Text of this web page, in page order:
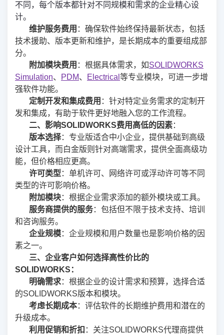
不同，每个版本都针对不同规模和需求的企业精心设
计。
维护服务费用 ：确保软件始终保持最新状态，包括
技术援助、版本更新和维护，是长期成本的重要组成部
分。
附加模块费用 ：根据具体需求，如SOLIDWORKS
Simulation、 PDM、 Electrical 等专业模块，可进一步增
强软件功能。
定制开发和集成费用 ：针对特定业务需求的定制开
发和集成，有助于软件更好地融入您的工作流程。
二、影响SOLIDWORKS费用高低的因素：
版本选择：专业版适合中小企业，提供基础到高级
设计工具，而白金版则针对高端需求，提供全面高级功
能，但价格相应更高。
许可类型 ：单机许可、网络许可或浮动许可等不同
类型的许可影响价格。
附加模块：根据企业需求添加的额外模块或工具。
服务商提供的服务：包括但不限于技术支持、培训
和咨询服务。
企业规模：企业规模和用户数量也是影响价格的因
素之一。
三、企业客户如何选择高性价比的
SOLIDWORKS：
明确需求：根据企业的设计需求和预算，选择合适
的SOLIDWORKS版本和模块。
考虑长期成本：评估软件的长期维护费用和潜在的
升级成本。
利用促销和折扣 ：关注SOLIDWORKS代理商提供